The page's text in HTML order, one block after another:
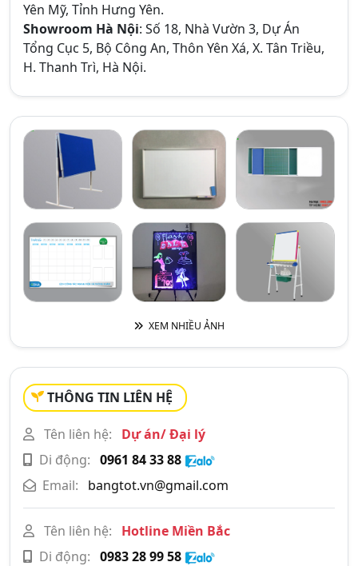
Yên Mỹ, Tỉnh Hưng Yên.
Showroom Hà Nội: Số 18, Nhà Vườn 3, Dự Án
Tổng Cục 5, Bộ Công An, Thôn Yên Xá, X. Tân Triều,
H. Thanh Trì, Hà Nội.
XEM NHIỀU ẢNH
THÔNG TIN LIÊN HỆ
Tên liên hệ:
Dự án/ Đại lý
Di động: 0961 84 33 88
Email:
bangtot.vn@gmail.com
Tên liên hệ:
Hotline Miền Bắc
Di động: 0983 28 99 58